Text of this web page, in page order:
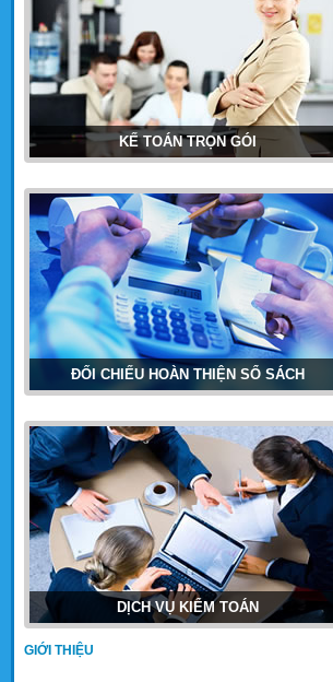
KẾ TOÁN TRỌN GÓI
ĐỐI CHIẾU HOÀN THIỆN SỔ SÁCH
DỊCH VỤ KIỂM TOÁN
GIỚI THIỆU